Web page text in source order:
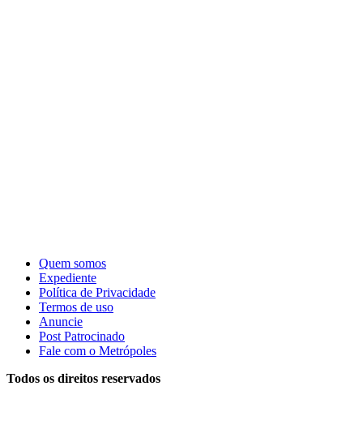
Quem somos
Expediente
Política de Privacidade
Termos de uso
Anuncie
Post Patrocinado
Fale com o Metrópoles
Todos os direitos reservados